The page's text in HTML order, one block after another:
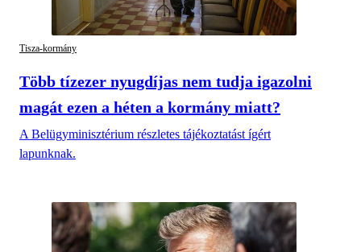
Tisza-kormány
Több tízezer nyugdíjas nem tudja igazolni
magát ezen a héten a kormány miatt?
A Belügyminisztérium részletes tájékoztatást ígért
lapunknak.